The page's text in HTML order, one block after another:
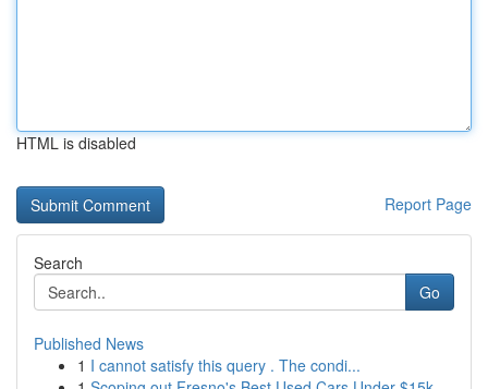
HTML is disabled
Report Page
Search
Go
Published News
1 I cannot satisfy this query . The condi...